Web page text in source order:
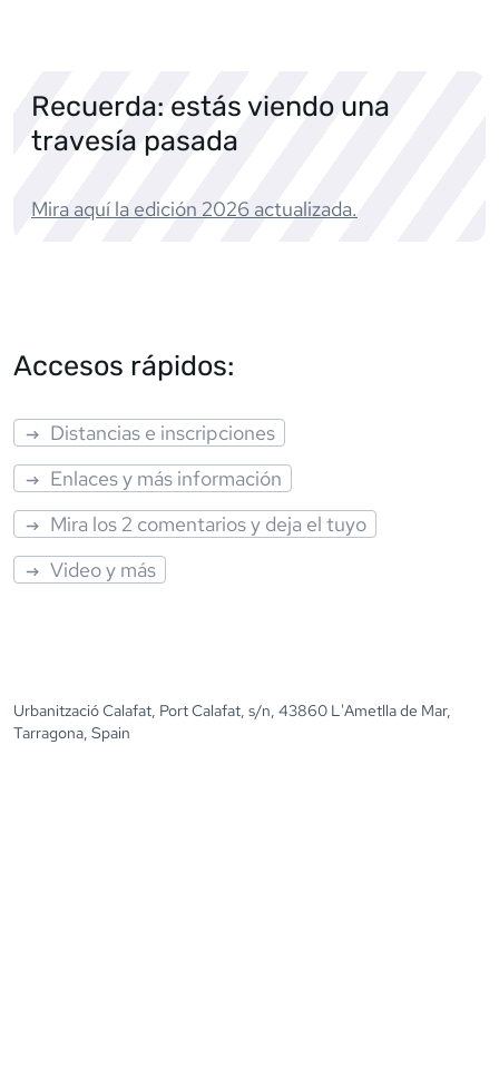
Recuerda: estás viendo una
travesía pasada
Mira aquí la edición 2026 actualizada.
Accesos rápidos:
Distancias e inscripciones
Enlaces y más información
Mira los 2 comentarios y deja el tuyo
Video y más
Urbanització Calafat, Port Calafat, s/n, 43860 L'Ametlla de Mar,
Tarragona, Spain